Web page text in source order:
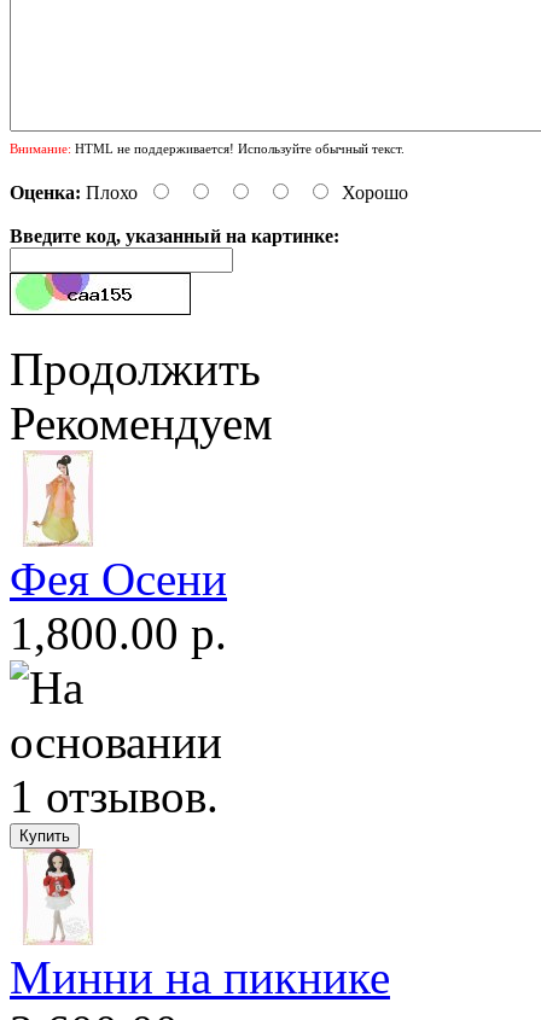
Внимание: HTML не поддерживается! Используйте обычный текст.
Оценка: Плохо Хорошо
Введите код, указанный на картинке:
Продолжить
Рекомендуем
Фея Осени
1,800.00 р.
Минни на пикнике